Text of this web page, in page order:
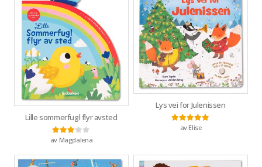
Lille sommerfugl flyr avsted
Vurdert3av 5
av Magdalena
Lys vei for Julenissen
Vurdert5
av Elise